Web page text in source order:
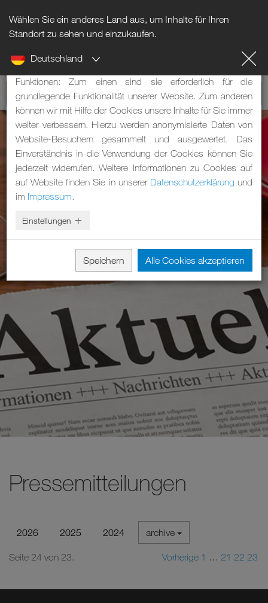
Wählen Sie ein anderes Land aus, um Inhalte für Ihren
Standort zu sehen und einzukaufen.
Deutschland
Pressemitteilungen
2026 2025 2024 archive
Seite 24 von 23. Vorherige 1 … 21 22 23
Hinweis zu Cookies
Unsere Webseite verwendet Cookies. Diese haben zwei
Funktionen: Zum einen sind sie erforderlich für die
grundlegende Funktionalität unserer Website. Zum anderen
können wir mit Hilfe der Cookies unsere Inhalte für Sie immer
weiter verbessern. Hierzu werden anonymisierte Daten von
Website-Besuchern gesammelt und ausgewertet. Das
Einverständnis in die Verwendung der Cookies können Sie
jederzeit widerrufen. Weitere Informationen zu Cookies auf
auf Website finden Sie in unserer Datenschutzerklärung und
im Impressum.
Einstellungen
Speichern Alle Cookies akzeptieren